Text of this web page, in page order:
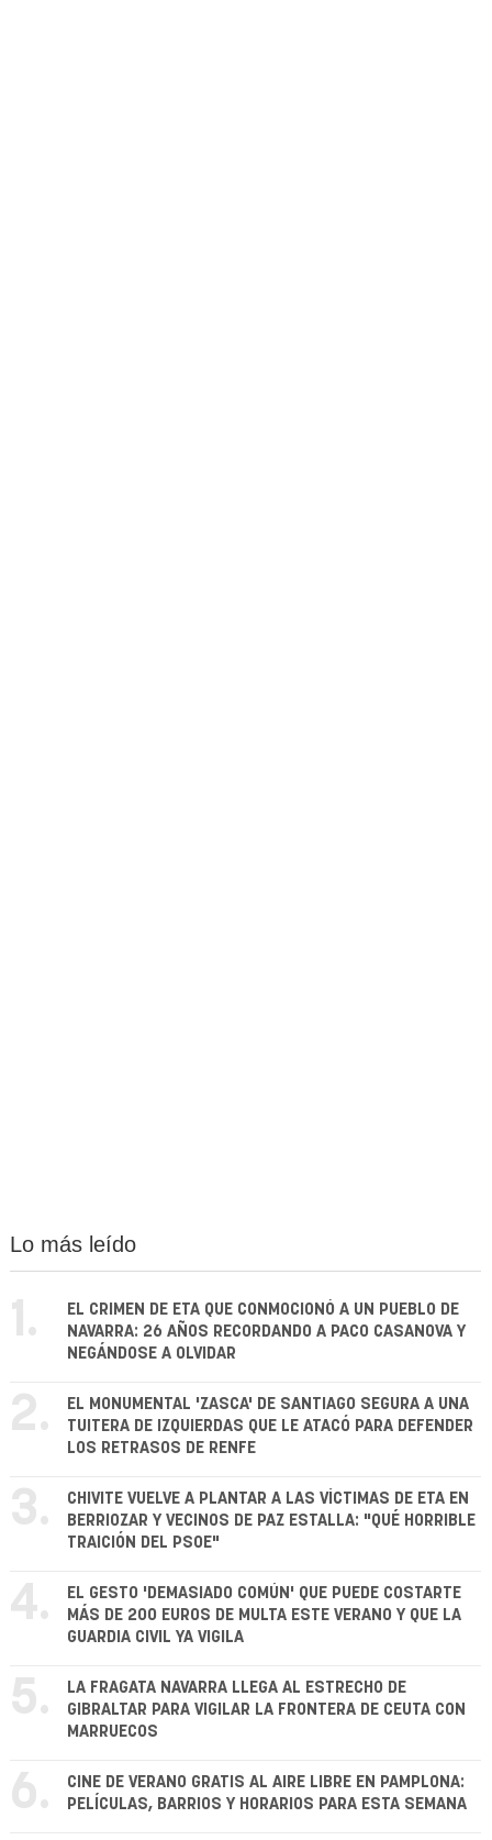
Lo más leído
1.
EL CRIMEN DE ETA QUE CONMOCIONÓ A UN PUEBLO DE
NAVARRA: 26 AÑOS RECORDANDO A PACO CASANOVA Y
NEGÁNDOSE A OLVIDAR
2.
EL MONUMENTAL 'ZASCA' DE SANTIAGO SEGURA A UNA
TUITERA DE IZQUIERDAS QUE LE ATACÓ PARA DEFENDER
LOS RETRASOS DE RENFE
3.
CHIVITE VUELVE A PLANTAR A LAS VÍCTIMAS DE ETA EN
BERRIOZAR Y VECINOS DE PAZ ESTALLA: "QUÉ HORRIBLE
TRAICIÓN DEL PSOE"
4.
EL GESTO 'DEMASIADO COMÚN' QUE PUEDE COSTARTE
MÁS DE 200 EUROS DE MULTA ESTE VERANO Y QUE LA
GUARDIA CIVIL YA VIGILA
5.
LA FRAGATA NAVARRA LLEGA AL ESTRECHO DE
GIBRALTAR PARA VIGILAR LA FRONTERA DE CEUTA CON
MARRUECOS
6.
CINE DE VERANO GRATIS AL AIRE LIBRE EN PAMPLONA:
PELÍCULAS, BARRIOS Y HORARIOS PARA ESTA SEMANA